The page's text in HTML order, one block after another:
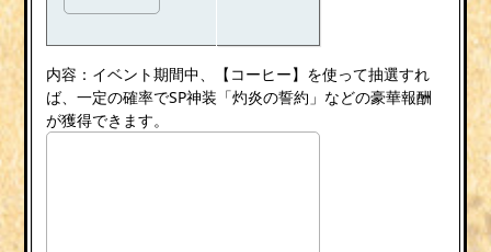
内容：イベント期間中、【コーヒー】を使って抽選すれ
ば、一定の確率でSP神装「灼炎の誓約」などの豪華報酬
が獲得できます。